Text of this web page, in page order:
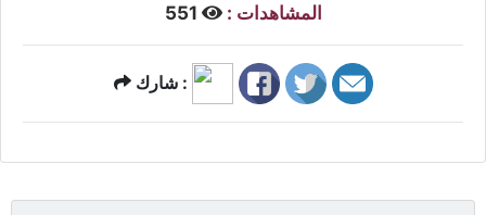
المشاهدات :
شارك :